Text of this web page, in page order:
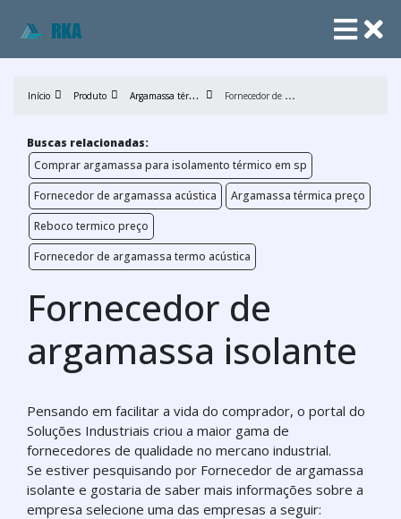
Início Produto A
rgamassa térmica F
ornecedor de argamassa isolante
Buscas relacionadas:
Comprar argamassa para isolamento térmico em sp
Fornecedor de argamassa acústica
Argamassa térmica preço
Reboco termico preço
Fornecedor de argamassa termo acústica
Fornecedor de
argamassa isolante
Pensando em facilitar a vida do comprador, o portal do
Soluções Industriais criou a maior gama de
fornecedores de qualidade no mercano industrial.
Se estiver pesquisando por Fornecedor de argamassa
isolante e gostaria de saber mais informações sobre a
empresa selecione uma das empresas a seguir: